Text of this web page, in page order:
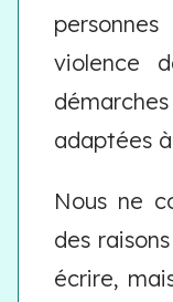
violence
adaptées
Nous ne
des
écrire,